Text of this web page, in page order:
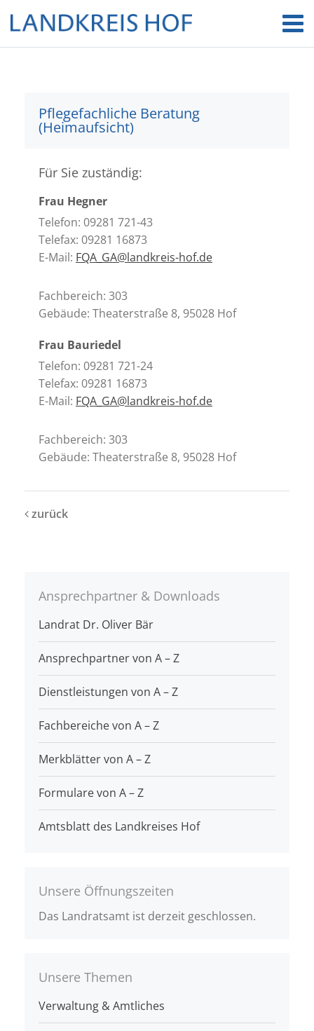
Pflegefachliche Beratung
(Heimaufsicht)
Für Sie zuständig:
Frau Hegner
Telefon: 09281 721-43
Telefax: 09281 16873
E-Mail: FQA_GA@landkreis-hof.de
Fachbereich: 303
Gebäude: Theaterstraße 8, 95028 Hof
Frau Bauriedel
Telefon: 09281 721-24
Telefax: 09281 16873
E-Mail: FQA_GA@landkreis-hof.de
Fachbereich: 303
Gebäude: Theaterstraße 8, 95028 Hof
zurück
Ansprechpartner & Downloads
Landrat Dr. Oliver Bär
Ansprechpartner von A – Z
Dienstleistungen von A – Z
Fachbereiche von A – Z
Merkblätter von A – Z
Formulare von A – Z
Amtsblatt des Landkreises Hof
Unsere Öffnungszeiten
Das Landratsamt ist derzeit geschlossen.
Unsere Themen
Verwaltung & Amtliches